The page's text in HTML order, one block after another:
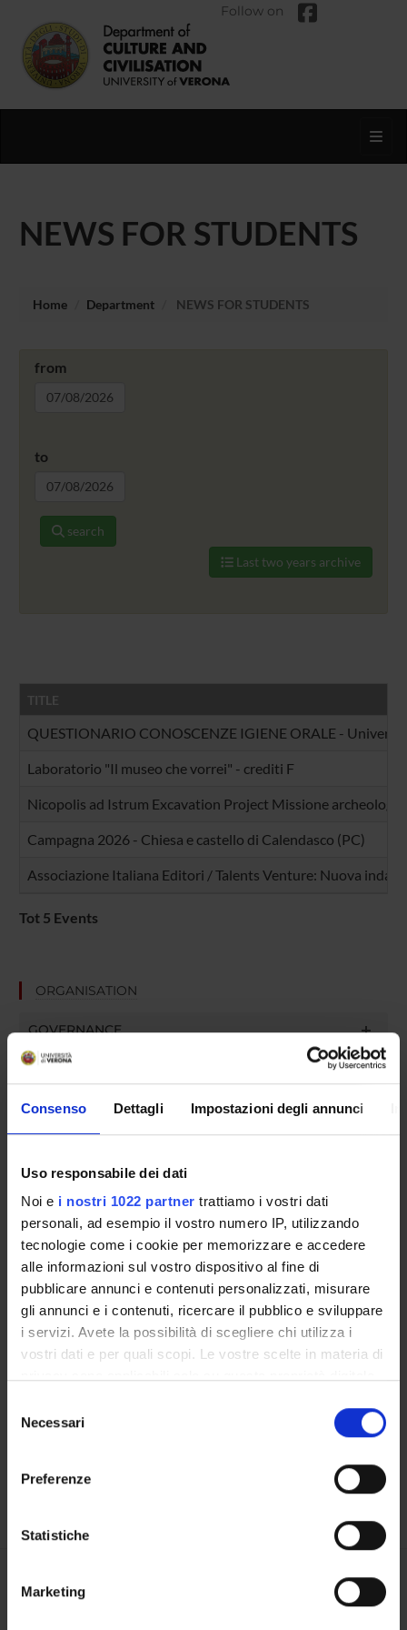
Consenso Dettagli Impostazioni degli annunci
Uso responsabile dei dati
Noi e i nostri 1022 partner trattiamo i vostri dati
personali, ad esempio il vostro numero IP, utilizzando
tecnologie come i cookie per memorizzare e accedere
alle informazioni sul vostro dispositivo al fine di
pubblicare annunci e contenuti personalizzati, misurare
gli annunci e i contenuti, ricercare il pubblico e sviluppare
i servizi. Avete la possibilità di scegliere chi utilizza i
vostri dati e per quali scopi. Le vostre scelte in materia di
modificare o revocare il proprio consenso in qualsiasi
momento dalla Dichiarazione sui cookie o facendo clic
raccogliere informazioni sulla tua posizione
geografica, con un'approssimazione di qualche
Identificare il tuo dispositivo, scansionandolo
delNecessari
Preferenze
Statistiche
Marketing
Follow on
NEWS FOR STUDENTS
Home Department NEWS FOR STUDENTS
from
to
search
Last two years archive
TITLE
QUESTIONARIO CONOSCENZE IGIENE ORALE -
Laboratorio "Il museo che vorrei" - crediti F
Nicopolis ad Istrum Excavation Project Missione
Campagna 2026 - Chiesa e castello di Calendasco (PC)
Associazione Italiana Editori / Talents Venture: Nuova
Tot 5 Events
ORGANISATION
GOVERNANCE
COMMITTEES
DEPARTMENT ADMINISTRATION OFFICES
DEPARTMENT FACILITIES
LIBRARIES
CENTRI
LABORATORIES AND RESEARCH CENTRES
Contacts
Places